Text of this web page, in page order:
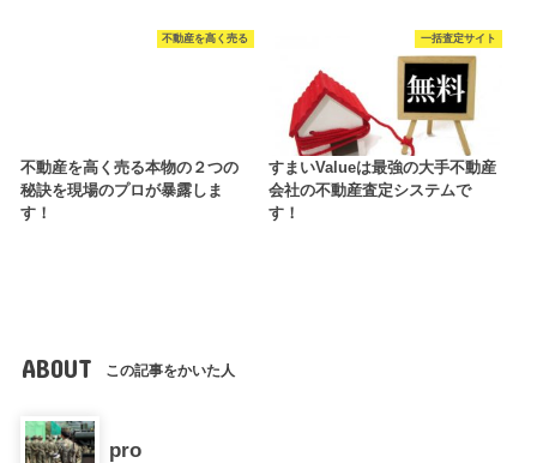
不動産を高く売る
不動産を高く売る本物の２つの
秘訣を現場のプロが暴露しま
す！
一括査定サイト
すまいValueは最強の大手不動産
会社の不動産査定システムで
す！
ABOUT この記事をかいた人
pro